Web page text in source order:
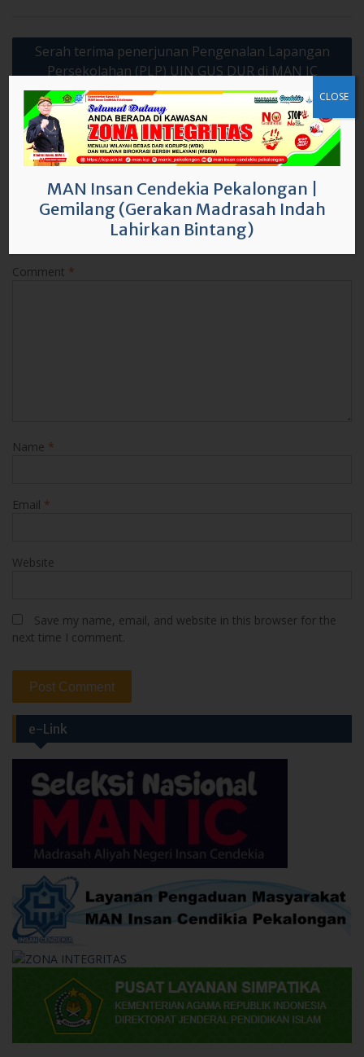
Post
navigation
Serah terima penerjunan Pengenalan Lapangan
Persekolahan (PLP) UIN GUS DUR di MAN IC
Pekalongan
Prestasi lagi, 12 Delegasi MAN IC Pekalongan lolos
OMI Sains Tingkat Provinsi Tahun 2025
Leave a Reply
Your email address will not be published. Required fields are
Comment *
Name *
Email *
Website
Save my name, email, and website in this browser for the
next time I comment.
e-Link
MAN Insan Cendekia Pekalongan
Gemilang (Gerakan Madrasah Indah
Lahirkan Bintang)
CLOSE